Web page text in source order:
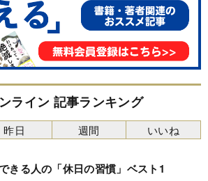
ライン 記事ランキング
きる人の「休日の習慣」ベスト1
昨日 週間 いいね